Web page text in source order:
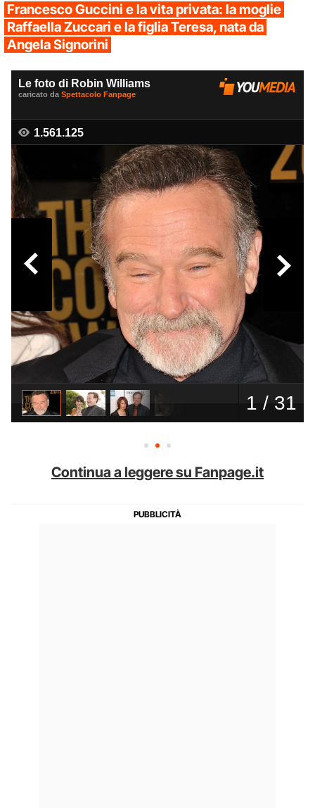
Francesco Guccini e la vita privata: la moglie
Raffaella Zuccari e la figlia Teresa, nata da
Angela Signorini
Continua a leggere su Fanpage.it